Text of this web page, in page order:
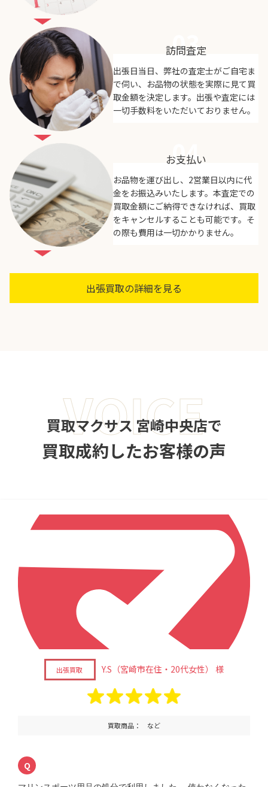
03
訪問査定
出張日当日、弊社の査定士がご自宅ま
で伺い、お品物の状態を実際に見て買
取金額を決定します。出張や査定には
一切手数料をいただいておりません。
04
お支払い
お品物を運び出し、2営業日以内に代
金をお振込みいたします。本査定での
買取金額にご納得できなければ、買取
をキャンセルすることも可能です。そ
の際も費用は一切かかりません。
出張買取の詳細を見る
買取マクサス 宮崎中央店で
買取成約したお客様の声
VOICE
出張買取 Y.S（宮崎市在住・20代女性） 様
買取商品： など